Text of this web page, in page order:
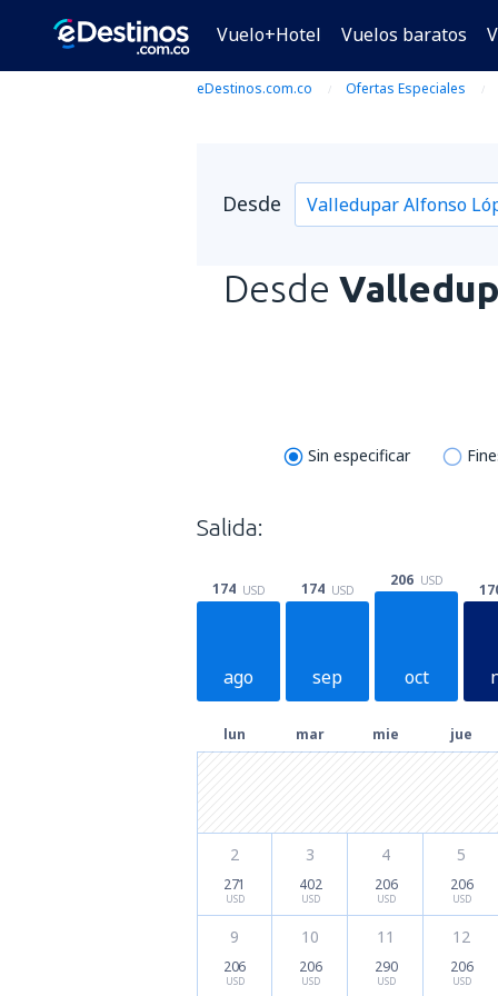
Vuelo+Hotel Vuelos baratos
eDestinos.com.co Ofertas Especiales
Desde
Desde
Sin especificar
Salida:
ago
174 USD
sep
174 USD
oct
206 USD
lun mar mie jue
2
271
USD
3
402
USD
4
206
USD
5
206
USD
9
206
USD
10
206
USD
11
290
USD
12
206
USD